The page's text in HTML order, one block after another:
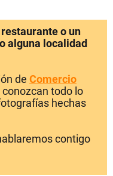
o un
alguna localidad
de Comercio
todo lo
hechas
contigo